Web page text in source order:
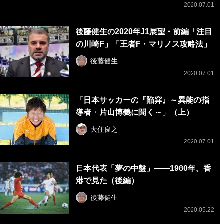
2020.07.01
後藤健生の2020年J1展望・前編「注目
の川崎F」「王者F・マリノス攻略法」
後藤健生
2020.07.01
「日本サッカーの『陥穽』～異能の指
導者・片山博義に聞く～」（上）
大住良之
2020.07.01
日本代表「夢の中盤」——1980年、香
港で見た（後編）
後藤健生
2020.05.22